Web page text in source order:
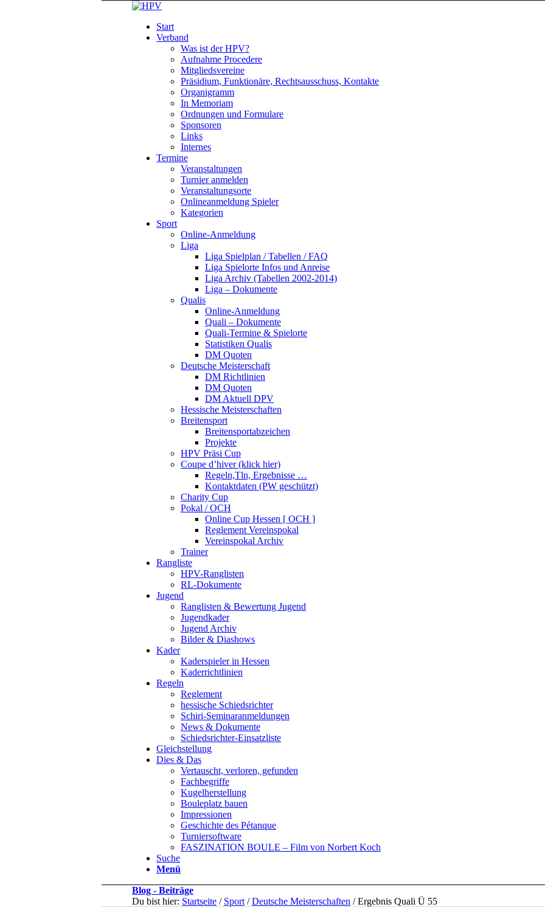
Start
Verband
Was ist der HPV?
Aufnahme Procedere
Mitgliedsvereine
Präsidium, Funktionäre, Rechtsausschuss, Kontakte
Organigramm
In Memoriam
Ordnungen und Formulare
Sponsoren
Links
Internes
Termine
Veranstaltungen
Turnier anmelden
Veranstaltungsorte
Onlineanmeldung Spieler
Kategorien
Sport
Online-Anmeldung
Liga
Liga Spielplan / Tabellen / FAQ
Liga Spielorte Infos und Anreise
Liga Archiv (Tabellen 2002-2014)
Liga – Dokumente
Qualis
Online-Anmeldung
Quali – Dokumente
Quali-Termine & Spielorte
Statistiken Qualis
DM Quoten
Deutsche Meisterschaft
DM Richtlinien
DM Quoten
DM Aktuell DPV
Hessische Meisterschaften
Breitensport
Breitensportabzeichen
Projekte
HPV Präsi Cup
Coupe d’hiver (klick hier)
Regeln,Tln, Ergebnisse …
Kontaktdaten (PW geschützt)
Charity Cup
Pokal / OCH
Online Cup Hessen [ OCH ]
Reglement Vereinspokal
Vereinspokal Archiv
Trainer
Rangliste
HPV-Ranglisten
RL-Dokumente
Jugend
Ranglisten & Bewertung Jugend
Jugendkader
Jugend Archiv
Bilder & Diashows
Kader
Kaderspieler in Hessen
Kaderrichtlinien
Regeln
Reglement
hessische Schiedsrichter
Schiri-Seminaranmeldungen
News & Dokumente
Schiedsrichter-Einsatzliste
Gleichstellung
Dies & Das
Vertauscht, verloren, gefunden
Fachbegriffe
Kugelherstellung
Bouleplatz bauen
Impressionen
Geschichte des Pétanque
Turniersoftware
FASZINATION BOULE – Film von Norbert Koch
Suche
Menü
Blog - Beiträge
Du bist hier: Startseite / Sport / Deutsche Meisterschaften / Ergebnis Quali Ü 55